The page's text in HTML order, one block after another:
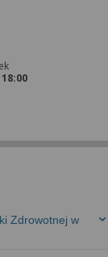
Zdrowotnej w